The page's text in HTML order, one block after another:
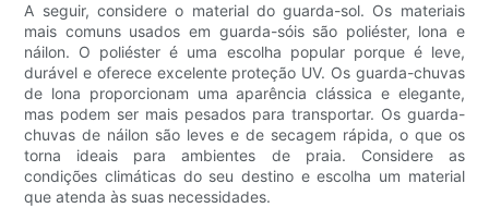
A seguir, considere o material do guarda-sol. Os materiais
mais comuns usados ​​em guarda-sóis são poliéster, lona e
náilon. O poliéster é uma escolha popular porque é leve,
durável e oferece excelente proteção UV. Os guarda-chuvas
de lona proporcionam uma aparência clássica e elegante,
mas podem ser mais pesados ​​para transportar. Os guarda-
chuvas de náilon são leves e de secagem rápida, o que os
torna ideais para ambientes de praia. Considere as
condições climáticas do seu destino e escolha um material
que atenda às suas necessidades.